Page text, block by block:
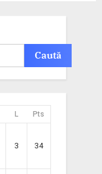
Caută
L Pts
3 34